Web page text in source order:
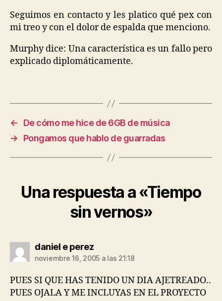
Seguimos en contacto y les platico qué pex con
mi treo y con el dolor de espalda que menciono.
Murphy dice: Una característica es un fallo pero
explicado diplomáticamente.
←
De cómo me hice de 6GB de música
→
Pongamos que hablo de guarradas
Una respuesta a «Tiempo
sin vernos»
daniel e perezdice:
noviembre 16, 2005 a las 21:18
PUES SI QUE HAS TENIDO UN DIA AJETREADO..
PUES OJALA Y ME INCLUYAS EN EL PROYECTO